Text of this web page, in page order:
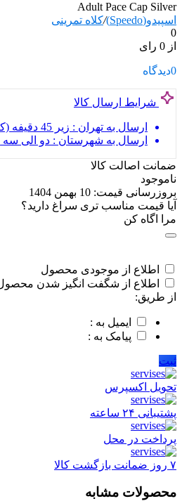
Adult Pace Cap Silver
اسپیدو(Speedo)
/کلاه تمرینی
0
از 0 رای
0دیدگاه
شرایط ارسال کالا
ارسال به تهران : زیر 45 دقیفه (کاملا رایگان)
ارسال به شهرستان : دو الی سه
ضمانت اصالت کالا
ناموجود
بروزرسانی قیمت: 10 بهمن 1404
آیا قیمت مناسب تری سراغ دارید؟
مرا اگاه کن
اطلاع از موجودی محصول
اطلاع از شگفت انگیز شدن
از طریق:
ایمیل به :
پیامک به :
ثبت
تحویل اکسپرس
پشتیبانی ۲۴ ساعته
پرداخت در محل
۷ روز ضمانت بازگشت کالا
محصولات مشابه